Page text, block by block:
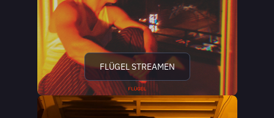
FLÜGEL STREAMEN